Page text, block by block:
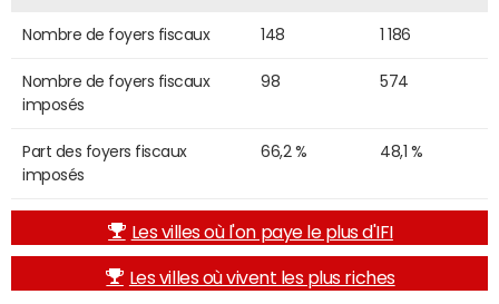
Nombre de foyers fiscaux 148 1 186
Nombre de foyers fiscaux
imposés
98 574
Part des foyers fiscaux
imposés
66,2 % 48,1 %
Les villes où l'on paye le plus d'IFI
Les villes où vivent les plus riches